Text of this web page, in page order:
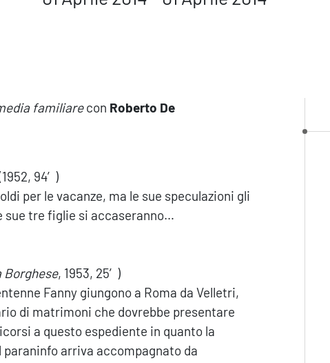
familiarecon Roberto De
94′)
per le vacanze, ma le sue speculazioni gli
sue tre figlie si accaseranno…
Borghese, 1953, 25′)
Fanny giungono a Roma da Velletri,
di matrimoni che dovrebbe presentare
a questo espediente in quanto la
paraninfo arriva accompagnato da